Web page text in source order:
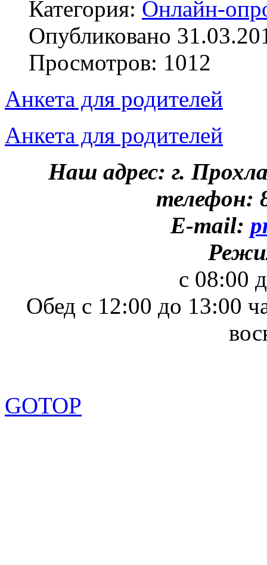
Категория: Онлайн-
Опубликовано
Просмотров: 1012
Анкета для родителей
Анкета для родителей
Наш адрес: г.
телефон:
E-mail:
с 08:00
Обед с 12:00 до 13:00
GOTOP